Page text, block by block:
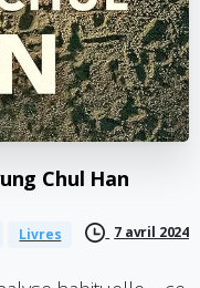
Chul Han
Livres 7 avril 2024